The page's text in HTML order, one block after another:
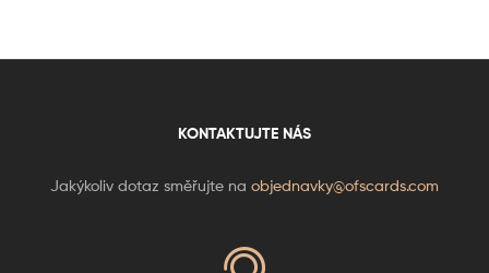
KONTAKTUJTE NÁS
Jakýkoliv dotaz směřujte na objednavky@ofscards.com